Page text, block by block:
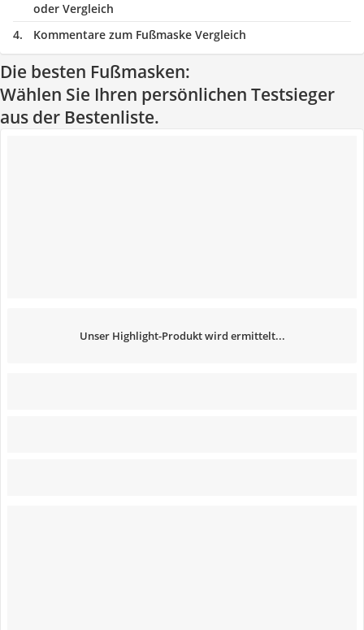
oder Vergleich
Kommentare zum Fußmaske Vergleich
Die besten Fußmasken:
Wählen Sie Ihren persönlichen Testsieger
aus der Bestenliste.
Unser Highlight-Produkt wird ermittelt...